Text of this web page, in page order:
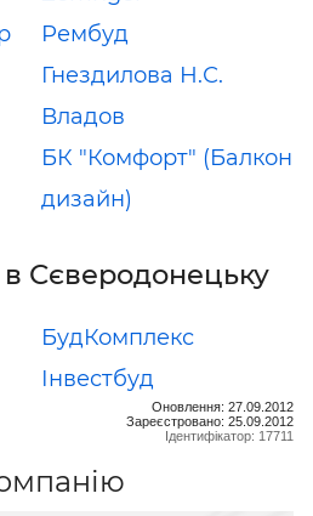
Рембуд
Гнездилова Н.С.
Владов
БК "Комфорт" (Балкон
дизайн)
в Сєверодонецьку
БудКомплекс
Інвестбуд
Оновлення: 27.09.2012
Зареєстровано: 25.09.2012
Ідентифікатор: 17711